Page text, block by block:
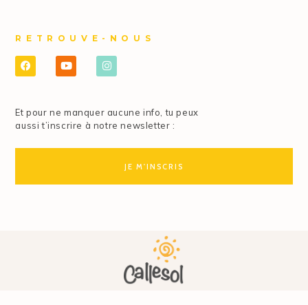
RETROUVE-NOUS
Et pour ne manquer aucune info, tu peux
aussi t’inscrire à notre newsletter :
JE M'INSCRIS